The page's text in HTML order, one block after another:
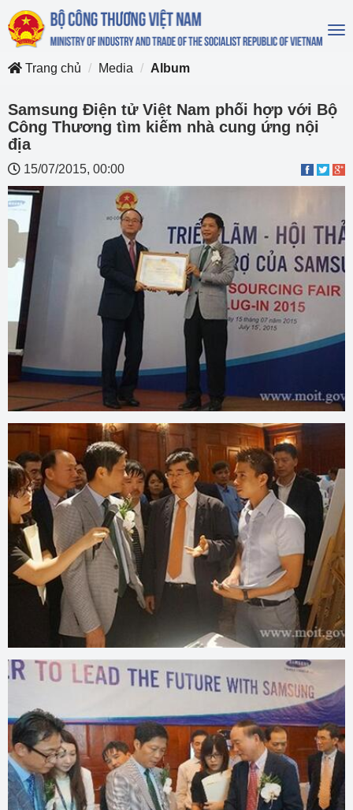
Trang chủ
Media Album
Samsung Điện tử Việt Nam phối hợp với Bộ
Công Thương tìm kiếm nhà cung ứng nội
địa
15/07/2015, 00:00